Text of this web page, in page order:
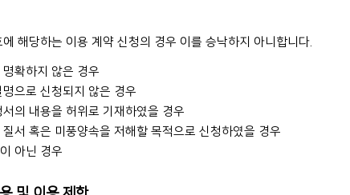
해당하는 이용 계약 신청의 경우 이를 승낙하지 아니합니다.
확하지 않은 경우
으로 신청되지 않은 경우
의 내용을 허위로 기재하였을 경우
서 혹은 미풍양속을 저해할 목적으로 신청하였을 경우
아닌 경우